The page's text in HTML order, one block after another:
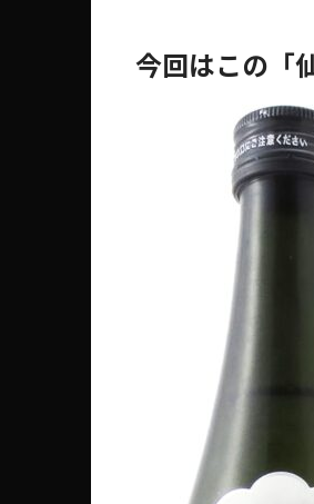
今回はこの「